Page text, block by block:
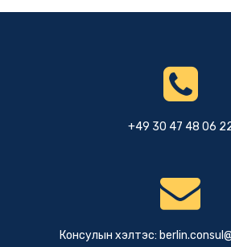
+49 30 47 48 06
Консулын хэлтэс: